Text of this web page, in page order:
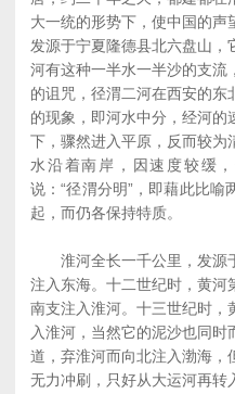
大一统的形势下，使中国的声
发源于宁夏隆德县北六盘山
河有这种一半水一半沙的支流
的诅咒，径渭二河在西安的
的现象，即河水中分，经河
下，骤然进入平原，反而较为
水沿着南岸，因速度较缓
说：“径渭分明”，即藉此比
起，而仍各保持特质。
淮河全长一千公里，发源
注入东海。十二世纪时，黄河
南支注入淮河。十三世纪时，
入淮河，当然它的泥沙也同
道，弃淮河而向北注入渤海，
无力冲刷，只好从大运河再转